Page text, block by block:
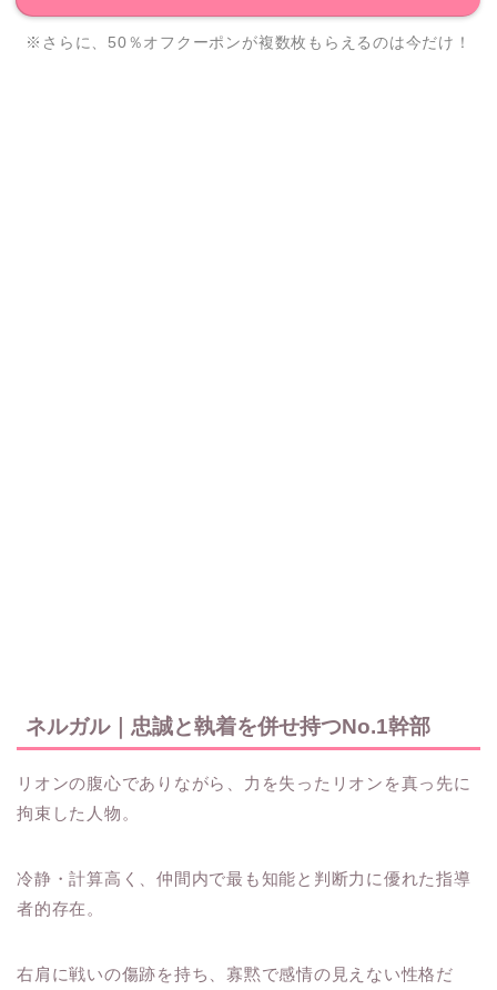
※さらに、50％オフクーポンが複数枚もらえるのは今だけ！
ネルガル｜忠誠と執着を併せ持つNo.1幹部
リオンの腹心でありながら、力を失ったリオンを真っ先に
拘束した人物。
冷静・計算高く、仲間内で最も知能と判断力に優れた指導
者的存在。
右肩に戦いの傷跡を持ち、寡黙で感情の見えない性格だ